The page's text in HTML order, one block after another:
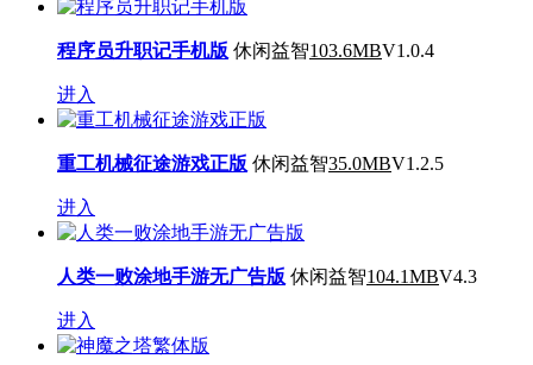
程序员升职记手机版 休闲益智103.6MBV1.0.4
进入
重工机械征途游戏正版 休闲益智35.0MBV1.2.5
进入
人类一败涂地手游无广告版 休闲益智104.1MBV4.3
进入